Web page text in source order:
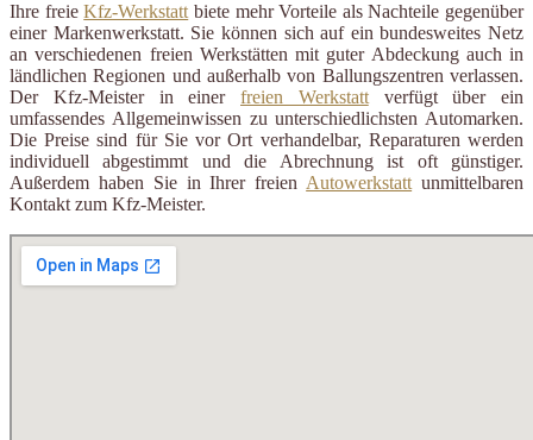
Ihre freieKfz-Werkstattbiete mehr Vorteile als Nachteile gegenüber
einer Markenwerkstatt. Sie können sich auf ein bundesweites Netz
an verschiedenen freien Werkstätten mit guter Abdeckung auch in
ländlichen Regionen und außerhalb von Ballungszentren verlassen.
Der Kfz-Meister in einer freien Werkstattverfügt über ein
umfassendes Allgemeinwissen zu unterschiedlichsten Automarken.
Die Preise sind für Sie vor Ort verhandelbar, Reparaturen werden
individuell abgestimmt und die Abrechnung ist oft günstiger.
Außerdem haben Sie in Ihrer freienAutowerkstattunmittelbaren
Kontakt zum Kfz-Meister.